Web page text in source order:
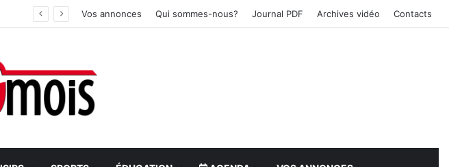
Vos annonces Qui sommes-nous? Journal PDF Archives vidéo Contacts